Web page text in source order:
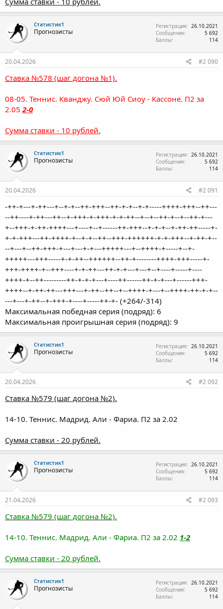
Статистик1
Прогнозисты
Регистрация
26.10.2021
Сообщения
5 692
Баллы
114
20.04.2026 #2 090
Ставка №578 (шаг догона №1).
08-05. Теннис. Кванджу. Сюй Юй Сиоу - Кассоне. П2 за
2.052-0
Сумма ставки - 10 рублей.
Статистик1
Прогнозисты
Регистрация
26.10.2021
Сообщения
5 692
Баллы
114
20.04.2026 #2 091
-++-+---+-++---+--+-+--++-+++--++-+-+--+-+-----++++-+++--++---
--++----+-++---++--+-+++-+-+++-+-+-++--+--+--++-+--+--++-+---
+--+++-+-++-++++---+----+--+------++-+++--+-+-+--+-++-++-----+-
+-+-+++---++-++++-+--+-+--++--+++-++++++-+-+-+++--+-++-+--
--+---+--++-+++-+---+---+-+---+++++---+--++++-+-----+--+-
+++++---+++-----+-+-++--++++++--++-+--------++++-+++-----+-
+++-++++-+--+++----+-+-++---++-+-+---+---+--+----+-----+----
++++-+--++---------++-+-+-+---+----++------++-+-+---+------+++-
++++--+-++-++---+++---+-++--++--+--++++-+---+--++++-++-+-+--
---+---+-++--+-+++-+----+-----++-+- (+264/-314)
Максимальная победная серия (подряд): 6
Максимальная проигрышная серия (подряд): 9
Статистик1
Прогнозисты
Регистрация
26.10.2021
Сообщения
5 692
Баллы
114
20.04.2026 #2 092
Ставка №579 (шаг догона №2).
14-10. Теннис. Мадрид. Али - Фариа. П2 за 2.02
Сумма ставки - 20 рублей.
Статистик1
Прогнозисты
Регистрация
26.10.2021
Сообщения
5 692
Баллы
114
21.04.2026 #2 093
Ставка №579 (шаг догона №2).
14-10. Теннис. Мадрид. Али - Фариа. П2 за 2.02 1-2
Сумма ставки - 20 рублей.
Статистик1
Прогнозисты
Регистрация
26.10.2021
Сообщения
5 692
Баллы
114